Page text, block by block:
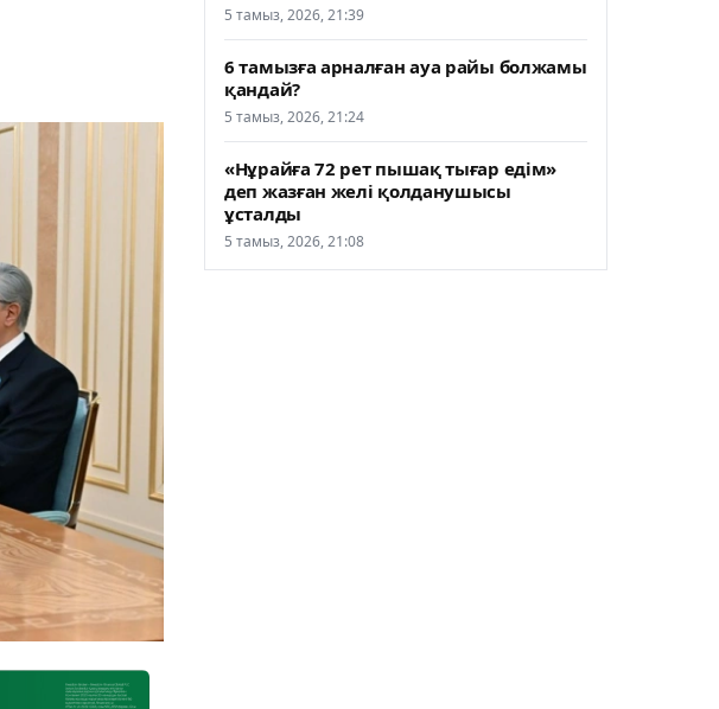
5 тамыз, 2026, 21:39
6 тамызға арналған ауа райы болжамы
қандай?
5 тамыз, 2026, 21:24
«Нұрайға 72 рет пышақ тығар едім»
деп жазған желі қолданушысы
ұсталды
5 тамыз, 2026, 21:08